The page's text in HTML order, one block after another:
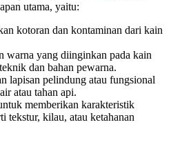
utama, yaitu:
kotoran dan kontaminan dari kain
warna yang diinginkan pada kain
dan bahan pewarna.
lapisan pelindung atau fungsional
atau tahan api.
memberikan karakteristik
tekstur, kilau, atau ketahanan